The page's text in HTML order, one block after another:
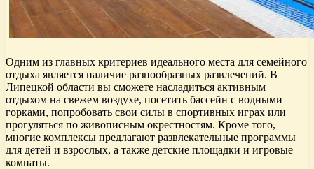
Одним из главных критериев идеального места для семейного
отдыха является наличие разнообразных развлечений. В
Липецкой области вы сможете насладиться активным
отдыхом на свежем воздухе, посетить бассейн с водными
горками, попробовать свои силы в спортивных играх или
прогуляться по живописным окрестностям. Кроме того,
многие комплексы предлагают развлекательные программы
для детей и взрослых, а также детские площадки и игровые
комнаты.